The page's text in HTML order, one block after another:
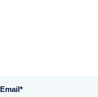
Email*